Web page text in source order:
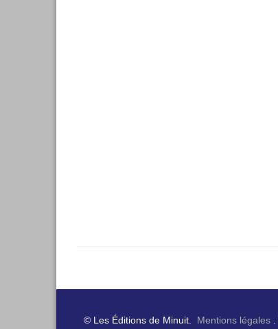
© Les Éditions de Minuit. Mentions légales